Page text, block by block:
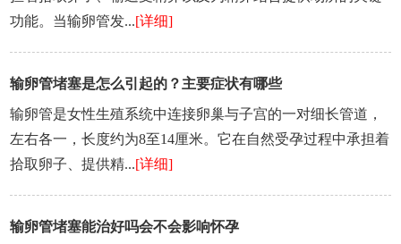
功能。当输卵管发...[详细]
输卵管堵塞是怎么引起的？主要症状有哪些
输卵管是女性生殖系统中连接卵巢与子宫的一对细长管道，
左右各一，长度约为8至14厘米。它在自然受孕过程中承担着
拾取卵子、提供精...[详细]
输卵管堵塞能治好吗会不会影响怀孕